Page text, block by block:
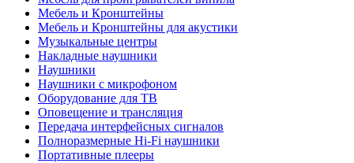
Мебель и Кронштейны
Мебель и Кронштейны для акустики
Музыкальные центры
Накладные наушники
Наушники
Наушники с микрофоном
Оборудование для ТВ
Оповещение и трансляция
Передача интерфейсных сигналов
Полноразмерные Hi-Fi наушники
Портативные плееры